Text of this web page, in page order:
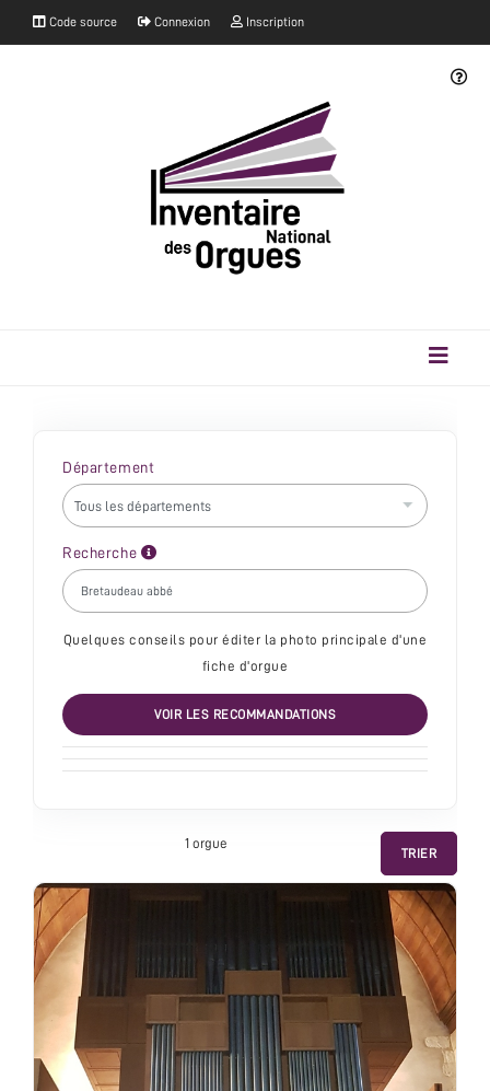
Code source Connexion Inscription
Département
Recherche
Quelques conseils pour éditer la photo principale d'une
fiche d'orgue
VOIR LES RECOMMANDATIONS
TRIER
1 orgue